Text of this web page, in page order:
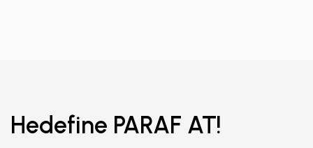
Hedefine PARAF AT!